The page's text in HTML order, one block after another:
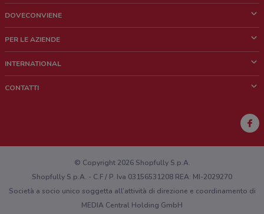
DOVECONVIENE
Chi siamo
Lavora con noi
PER LE AZIENDE
Richieste commerciali e marketing
INTERNATIONAL
CONTATTI
Hai un malfunzionamento sul web o sull'app?
© Copyright 2026 Shopfully S.p.A.
Shopfully S.p.A. - C.F / P. Iva 03156531208 REA: MI-2029270
Società a socio unico soggetta all’attività di direzione e coordinamento di
MEDIA Central Holding GmbH